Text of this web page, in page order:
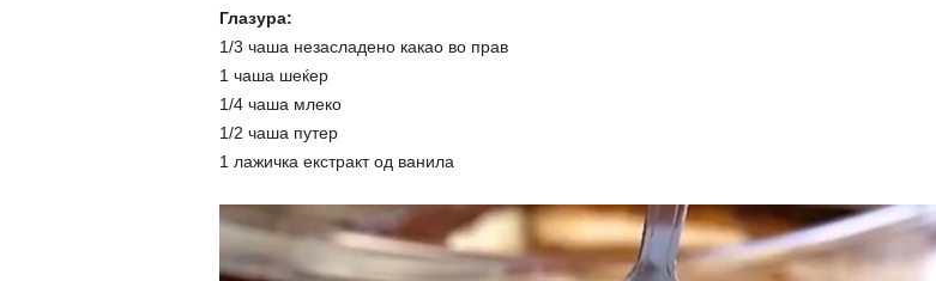
Глазура:
1/3 чаша незасладено какао во прав
1 чаша шеќер
1/4 чаша млеко
1/2 чаша путер
1 лажичка екстракт од ванила